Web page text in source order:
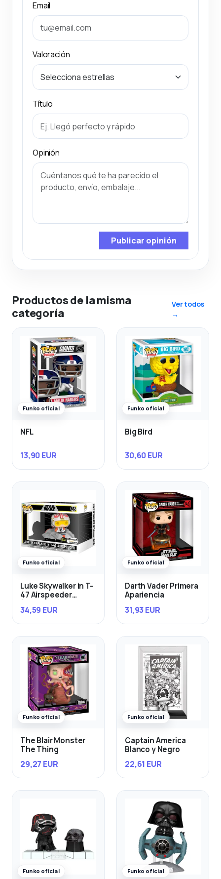
Email
Valoración
Título
Opinión
Publicar opinión
Productos de la misma
categoría
Ver todos
→
Funko oficial
NFL
13,90 EUR
Funko oficial
Big Bird
30,60 EUR
Funko oficial
Luke Skywalker in T-
47 Airspeeder
34,59 EUR
Funko oficial
Darth Vader Primera
Apariencia
31,93 EUR
Funko oficial
The Blair Monster
The Thing
29,27 EUR
Funko oficial
Captain America
Blanco y Negro
22,61 EUR
Funko oficial Funko oficial